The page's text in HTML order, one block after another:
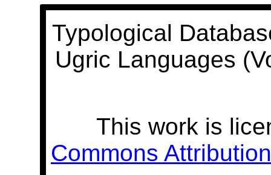
Typological
Ugric Languages
This work is
Commons